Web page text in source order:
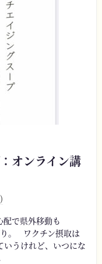
オンライン講
で県外移動も
。 ワクチン摂取は
いうけれど、いつにな